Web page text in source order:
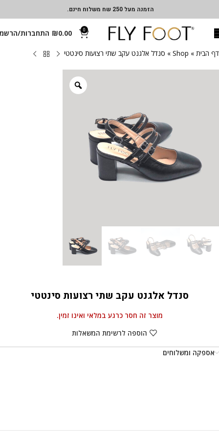
הזמנה מעל 250 שח משלוח חינם.
0
₪0.00 התחברות/
דף הבית »
Shop
» סנדל אלגנט עקב שתי רצועות סינטטי
סנדל אלגנט עקב שתי רצועות סינטטי
מוצר זה חסר כרגע במלאי ואינו זמין.
הוספה לרשימת המשאלות
אספקה ומשלוחים